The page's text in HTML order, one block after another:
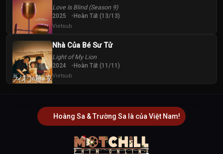
Love Is Blind (Season 9)
2025 Hoàn Tất (13/13)
Vietsub
Nhà Của Bé Sư Tử
Light of My Lion
2024 Hoàn Tất (11/11)
Vietsub
Hoàng Sa & Trường Sa là của Việt Nam!